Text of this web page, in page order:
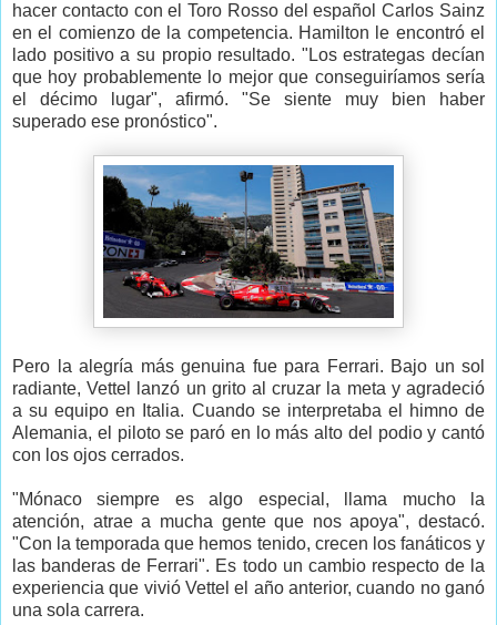
hacer contacto con el Toro Rosso del español Carlos Sainz
en el comienzo de la competencia. Hamilton le encontró el
lado positivo a su propio resultado. "Los estrategas decían
que hoy probablemente lo mejor que conseguiríamos sería
el décimo lugar", afirmó. "Se siente muy bien haber
superado ese pronóstico".
Pero la alegría más genuina fue para Ferrari. Bajo un sol
radiante, Vettel lanzó un grito al cruzar la meta y agradeció
a su equipo en Italia. Cuando se interpretaba el himno de
Alemania, el piloto se paró en lo más alto del podio y cantó
con los ojos cerrados.
"Mónaco siempre es algo especial, llama mucho la
atención, atrae a mucha gente que nos apoya", destacó.
"Con la temporada que hemos tenido, crecen los fanáticos y
las banderas de Ferrari". Es todo un cambio respecto de la
experiencia que vivió Vettel el año anterior, cuando no ganó
una sola carrera.